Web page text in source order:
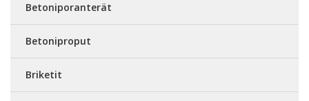
Betoniporanterät
Betoniproput
Briketit